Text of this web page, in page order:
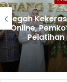
Rakor